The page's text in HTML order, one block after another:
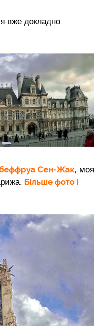
я вже докладно
Сен-Жак, моя
Більше фото і